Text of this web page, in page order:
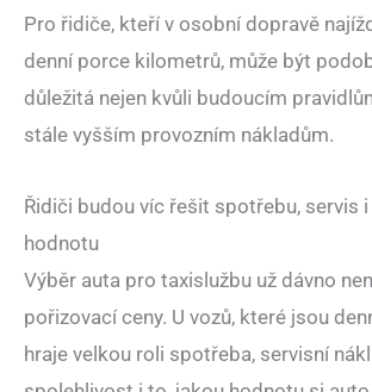
Pro řidiče, kteří v osobní dopravě
denní porce kilometrů, může být
důležitá nejen kvůli budoucím
stále vyšším provozním nákladům.
Řidiči budou víc řešit spotřebu, servis
hodnotu
Výběr auta pro taxislužbu už dávno
pořizovací ceny. U vozů, které jsou
hraje velkou roli spotřeba, servisní